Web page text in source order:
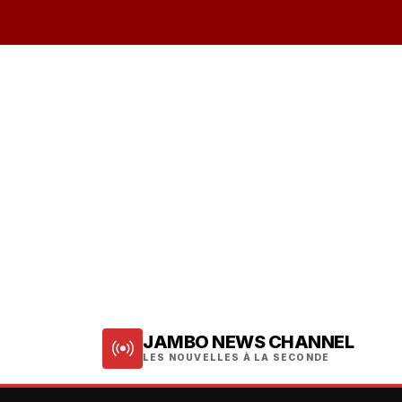
JAMBO NEWS CHANNEL
LES NOUVELLES À LA SECONDE